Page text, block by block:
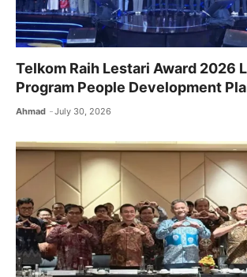
Telkom Raih Lestari Award 2026
Program People Development
Ahmad July 30, 2026